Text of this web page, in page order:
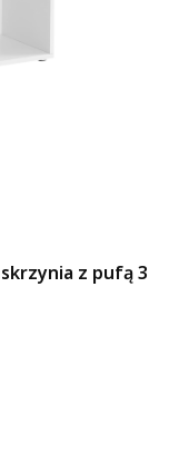
z pufą 3